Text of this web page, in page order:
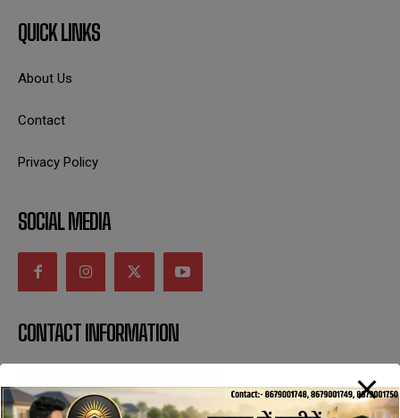
QUICK LINKS
About Us
Contact
Privacy Policy
SOCIAL MEDIA
CONTACT INFORMATION